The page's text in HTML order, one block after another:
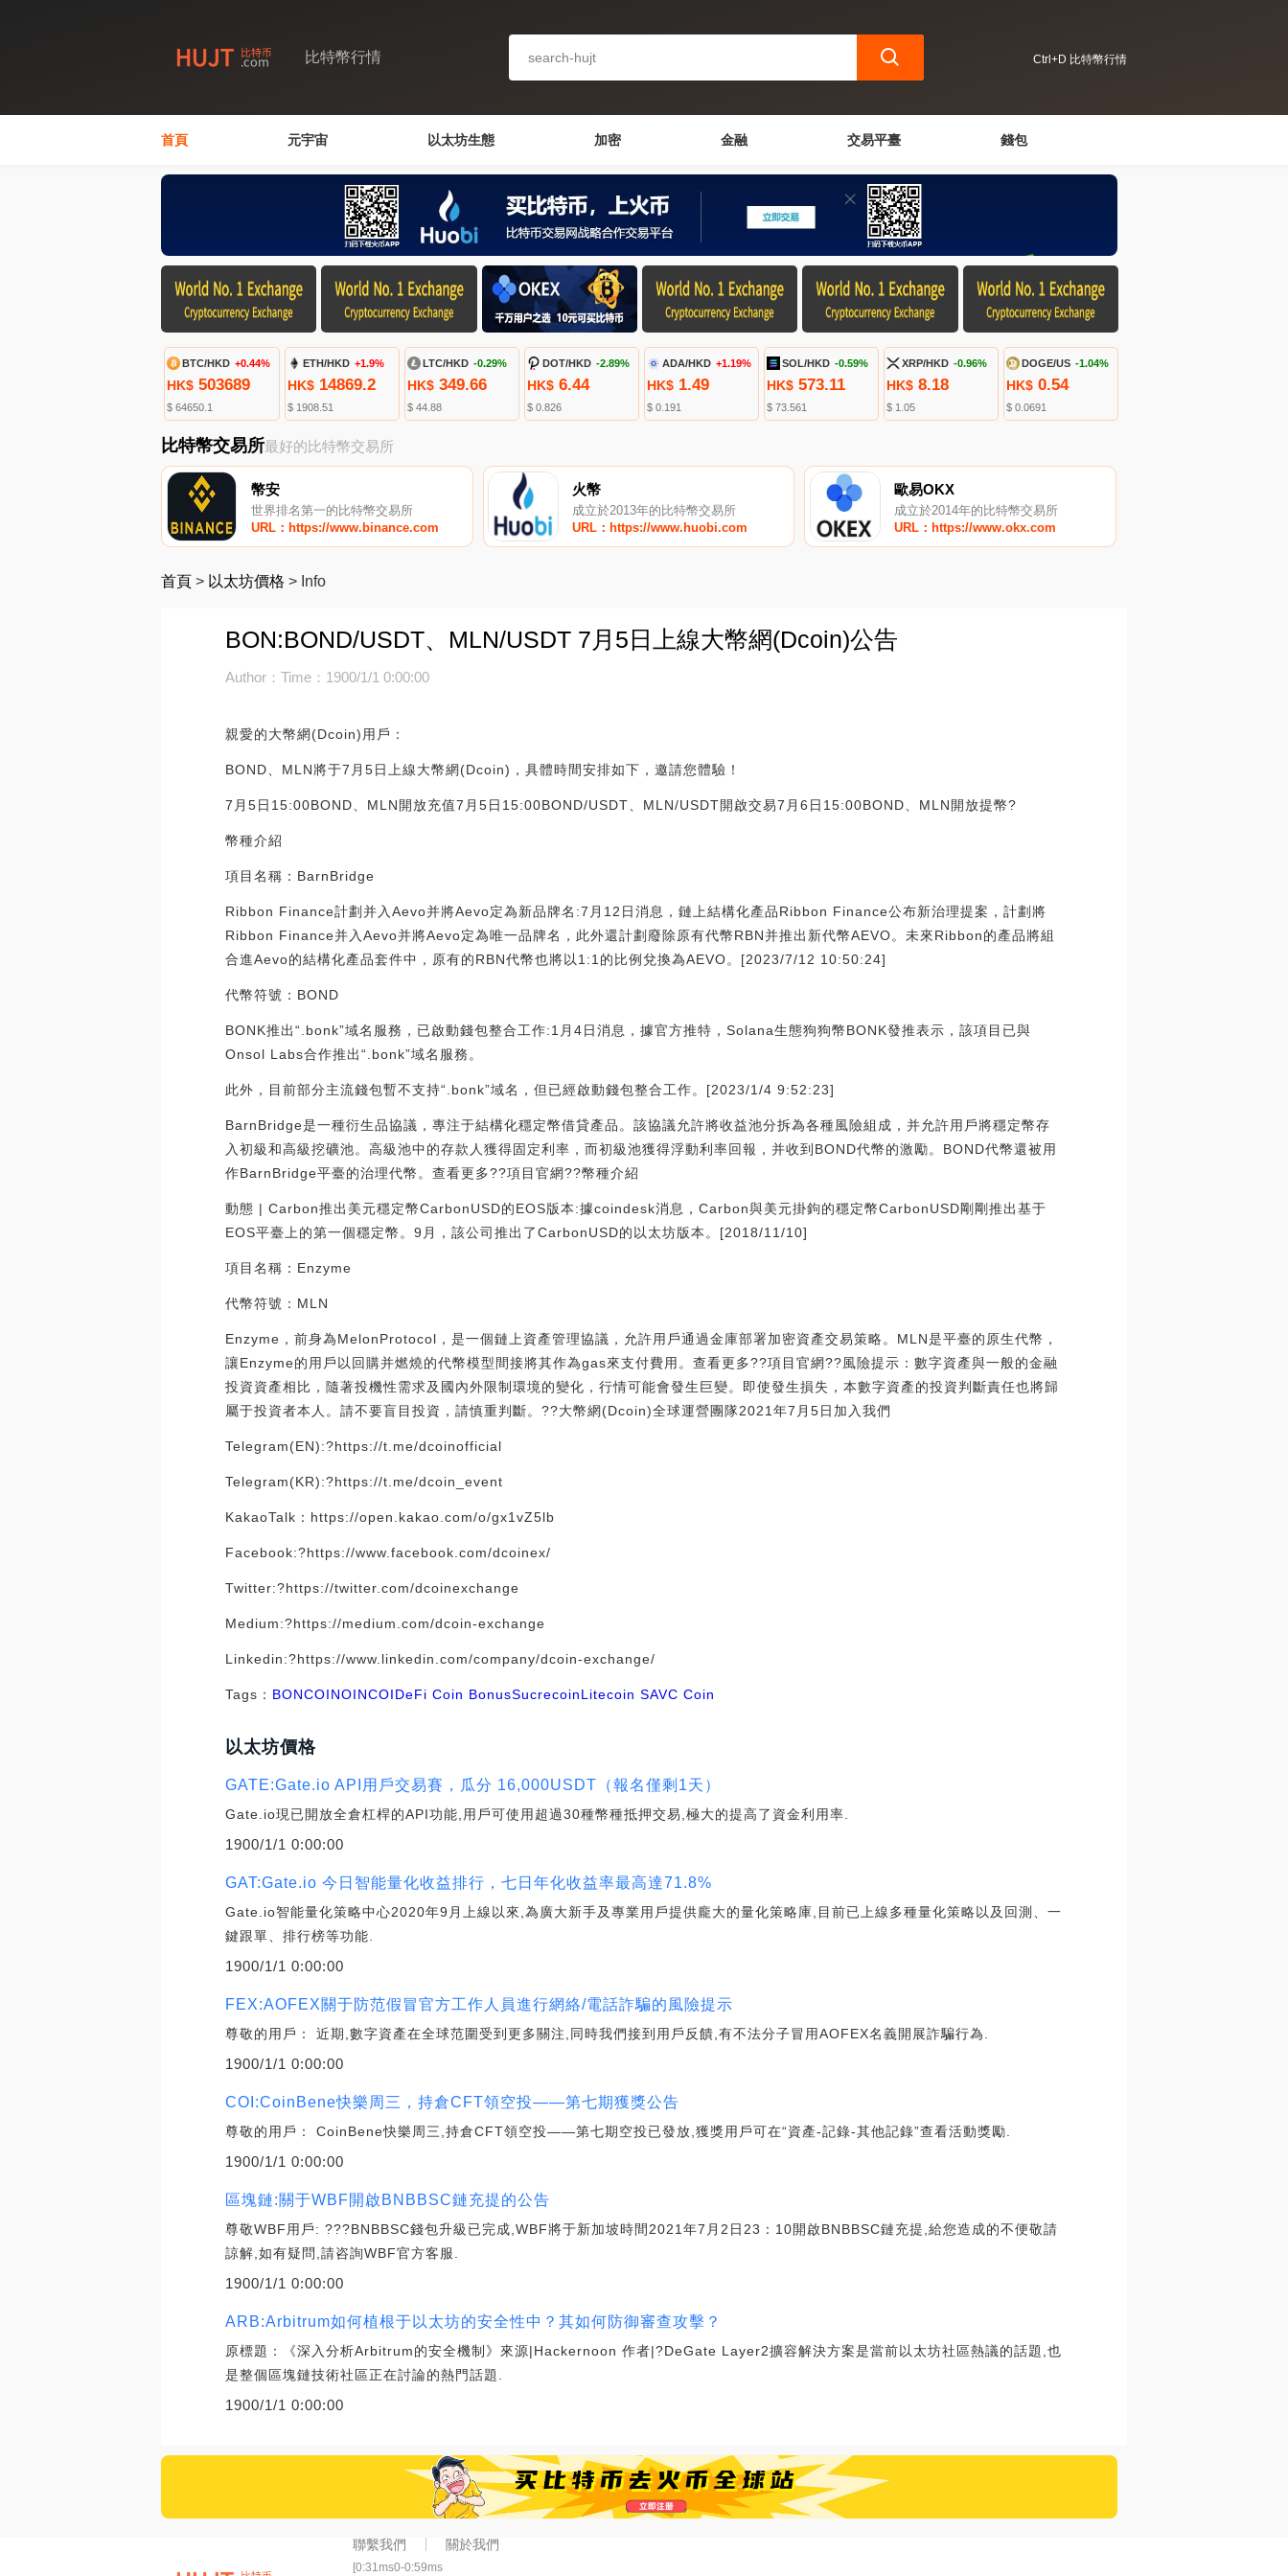
比特幣行情 Ctrl+D 比特幣行情
首頁 元宇宙 以太坊生態 加密 金融 交易平臺 錢包
BTC/HKD +0.44%
HK$ 503689
$ 64650.1
ETH/HKD +1.9%
HK$14869.2
$ 1908.51
LTC/HKD -0.29%
HK$349.66
$ 44.88
DOT/HKD -2.89%
HK$6.44
$ 0.826
ADA/HKD +1.19%
HK$1.49
$ 0.191
SOL/HKD -0.59%
HK$ 573.11
$ 73.561
XRP/HKD -0.96%
HK$ 8.18
$ 1.05
DOGE/US -1.04%
HK$ 0.54
$ 0.0691
比特幣交易所最好的比特幣交易所
幣安
世界排名第一的比特幣交易所
URL：https://www.binance.com
火幣
成立於2013年的比特幣交易所
URL：https://www.huobi.com
歐易OKX
成立於2014年的比特幣交易所
URL：https://www.okx.com
首頁 > 以太坊價格 > Info
BON:BOND/USDT、MLN/USDT 7月5日上線大幣網(Dcoin)公告
Author：Time：1900/1/1 0:00:00
親愛的大幣網(Dcoin)用戶：
BOND、MLN將于7月5日上線大幣網(Dcoin)，具體時間安排如下，邀請您體驗！
7月5日15:00BOND、MLN開放充值7月5日15:00BOND/USDT、MLN/USDT開啟交易7月6日15:00BOND、MLN開放提幣?
幣種介紹
項目名稱：BarnBridge
Ribbon Finance計劃并入Aevo并將Aevo定為新品牌名:7月12日消息，鏈上結構化產品Ribbon Finance公布新治理提案，計劃將
Ribbon Finance并入Aevo并將Aevo定為唯一品牌名，此外還計劃廢除原有代幣RBN并推出新代幣AEVO。未來Ribbon的產品將組
合進Aevo的結構化產品套件中，原有的RBN代幣也將以1:1的比例兌換為AEVO。[2023/7/12 10:50:24]
代幣符號：BOND
BONK推出“.bonk”域名服務，已啟動錢包整合工作:1月4日消息，據官方推特，Solana生態狗狗幣BONK發推表示，該項目已與
Onsol Labs合作推出“.bonk”域名服務。
此外，目前部分主流錢包暫不支持“.bonk”域名，但已經啟動錢包整合工作。[2023/1/4 9:52:23]
BarnBridge是一種衍生品協議，專注于結構化穩定幣借貸產品。該協議允許將收益池分拆為各種風險組成，并允許用戶將穩定幣存
入初級和高級挖礦池。高級池中的存款人獲得固定利率，而初級池獲得浮動利率回報，并收到BOND代幣的激勵。BOND代幣還被用
作BarnBridge平臺的治理代幣。查看更多??項目官網??幣種介紹
動態 | Carbon推出美元穩定幣CarbonUSD的EOS版本:據coindesk消息，Carbon與美元掛鉤的穩定幣CarbonUSD剛剛推出基于
EOS平臺上的第一個穩定幣。9月，該公司推出了CarbonUSD的以太坊版本。[2018/11/10]
項目名稱：Enzyme
代幣符號：MLN
Enzyme，前身為MelonProtocol，是一個鏈上資產管理協議，允許用戶通過金庫部署加密資產交易策略。MLN是平臺的原生代幣，
讓Enzyme的用戶以回購并燃燒的代幣模型間接將其作為gas來支付費用。查看更多??項目官網??風險提示：數字資產與一般的金融
投資資產相比，隨著投機性需求及國內外限制環境的變化，行情可能會發生巨變。即使發生損失，本數字資產的投資判斷責任也將歸
屬于投資者本人。請不要盲目投資，請慎重判斷。??大幣網(Dcoin)全球運營團隊2021年7月5日加入我們
Telegram(EN):?https://t.me/dcoinofficial
Telegram(KR):?https://t.me/dcoin_event
KakaoTalk：https://open.kakao.com/o/gx1vZ5lb
Facebook:?https://www.facebook.com/dcoinex/
Twitter:?https://twitter.com/dcoinexchange
Medium:?https://medium.com/dcoin-exchange
Linkedin:?https://www.linkedin.com/company/dcoin-exchange/
Tags： BONCOINOINCOIDeFi Coin BonusSucrecoinLitecoin SAVC Coin
以太坊價格
GATE:Gate.io API用戶交易賽，瓜分 16,000USDT（報名僅剩1天）
Gate.io現已開放全倉杠桿的API功能,用戶可使用超過30種幣種抵押交易,極大的提高了資金利用率.
1900/1/1 0:00:00
GAT:Gate.io 今日智能量化收益排行，七日年化收益率最高達71.8%
Gate.io智能量化策略中心2020年9月上線以來,為廣大新手及專業用戶提供龐大的量化策略庫,目前已上線多種量化策略以及回測、一
鍵跟單、排行榜等功能.
1900/1/1 0:00:00
FEX:AOFEX關于防范假冒官方工作人員進行網絡/電話詐騙的風險提示
尊敬的用戶： 近期,數字資產在全球范圍受到更多關注,同時我們接到用戶反饋,有不法分子冒用AOFEX名義開展詐騙行為.
1900/1/1 0:00:00
COI:CoinBene快樂周三，持倉CFT領空投——第七期獲獎公告
尊敬的用戶： CoinBene快樂周三,持倉CFT領空投——第七期空投已發放,獲獎用戶可在“資產-記錄-其他記錄”查看活動獎勵.
1900/1/1 0:00:00
區塊鏈:關于WBF開啟BNBBSC鏈充提的公告
尊敬WBF用戶: ???BNBBSC錢包升級已完成,WBF將于新加坡時間2021年7月2日23：10開啟BNBBSC鏈充提,給您造成的不便敬請
諒解,如有疑問,請咨詢WBF官方客服.
1900/1/1 0:00:00
ARB:Arbitrum如何植根于以太坊的安全性中？其如何防御審查攻擊？
原標題：《深入分析Arbitrum的安全機制》來源|Hackernoon 作者|?DeGate Layer2擴容解決方案是當前以太坊社區熱議的話題,也
是整個區塊鏈技術社區正在討論的熱門話題.
1900/1/1 0:00:00
聯繫我們 關於我們
[0:31ms0-0:59ms